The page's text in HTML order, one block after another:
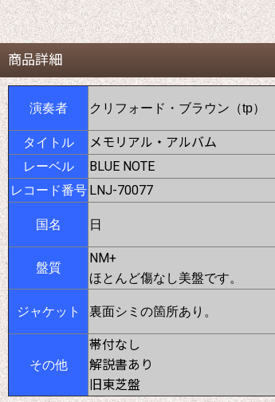
商品詳細
演奏者 クリフォード・ブラウン（tp）
タイトル メモリアル・アルバム
レーベル BLUE NOTE
レコード番号 LNJ-70077
国名 日
盤質
NM+
ほとんど傷なし美盤です。
ジャケット 裏面シミの箇所あり。
その他
帯付なし
解説書あり
旧東芝盤